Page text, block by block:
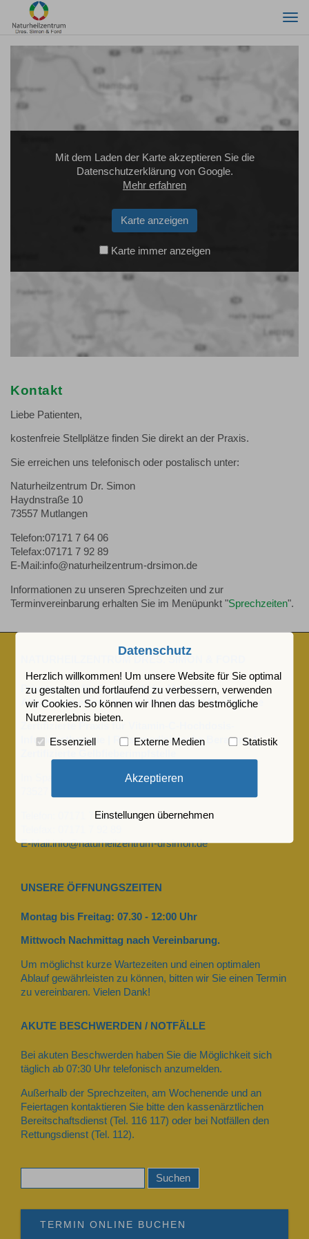
Mit dem Laden der Karte akzeptieren Sie die
Datenschutzerklärung von Google.
Mehr erfahren
Karte anzeigen
Karte immer anzeigen
Kontakt
Liebe Patienten,
kostenfreie Stellplätze finden Sie direkt an der Praxis.
Sie erreichen uns telefonisch oder postalisch unter:
Naturheilzentrum Dr. Simon
Haydnstraße 10
73557 Mutlangen
Telefon:07171 7 64 06
Telefax:07171 7 92 89
E-Mail:info@naturheilzentrum-drsimon.de
Informationen zu unseren Sprechzeiten und zur
Terminvereinbarung erhalten Sie im Menüpunkt "Sprechzeiten".
Privatpraxis für Ganzheitliche Medizin,
Allgemeinmedizin, Innere Medizin und Kardiologie
Infusionstherapie | Reisemedizinische Beratung |
Telefon: 07171 7 64 06
E-Mail:info@naturheilzentrum-drsimon.de
UNSERE ÖFFNUNGSZEITEN
Montag bis Freitag: 07.30 - 12:00 Uhr
Mittwoch Nachmittag nach Vereinbarung.
Um möglichst kurze Wartezeiten und einen optimalen
Ablauf gewährleisten zu können, bitten wir Sie einen Termin
zu vereinbaren. Vielen Dank!
AKUTE BESCHWERDEN / NOTFÄLLE
Bei akuten Beschwerden haben Sie die Möglichkeit sich
täglich ab 07:30 Uhr telefonisch anzumelden.
Außerhalb der Sprechzeiten, am Wochenende und an
Feiertagen kontaktieren Sie bitte den kassenärztlichen
Bereitschaftsdienst (Tel. 116 117) oder bei Notfällen den
Rettungsdienst (Tel. 112).
TERMIN ONLINE BUCHEN
Datenschutz
Herzlich willkommen! Um unsere Website für Sie optimal
zu gestalten und fortlaufend zu verbessern, verwenden
wir Cookies. So können wir Ihnen das bestmögliche
Nutzererlebnis bieten.
Essenziell Externe Medien Statistik
Akzeptieren
Einstellungen übernehmen